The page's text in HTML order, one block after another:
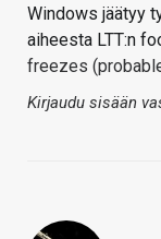
Windows jäätyy
aiheesta LTT:n
freezes
Kirjaudu sisään